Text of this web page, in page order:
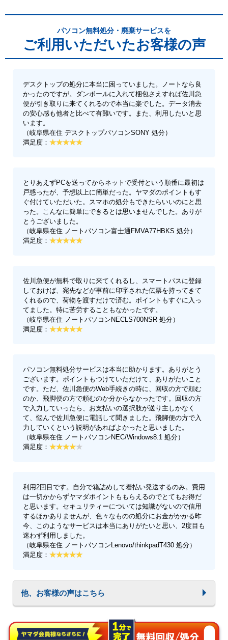
パソコン無料処分・廃棄サービスを
ご利用いただいたお客様の声
デスクトップの処分に本当に困っていました。ノートなら良
かったのですが。ダンボールに入れて梱包さえすれば佐川急
便が引き取りに来てくれるので本当に楽でした。データ消去
の安心感も他者と比べて有難いです。また、利用したいと思
います。
（岐阜県在住 デスクトップパソコンSONY 処分）
満足度：
とりあえずPCを送ってからネットで受付という順番に最初は
戸惑ったが、予想以上に簡単だった。ヤマダのポイントもす
ぐ付けていただいた。スマホの処分もできたらいいのにと思
った。こんなに簡単にできるとは思いませんでした。ありが
とうございました。
（岐阜県在住 ノートパソコン富士通FMVA77HBKS 処分）
満足度：
佐川急便が無料で取りに来てくれるし、スマートパスに登録
しておけば、宛先などが事前に印字された伝票を持ってきて
くれるので、荷物を渡すだけで済む。ポイントもすぐに入っ
てました。特に苦労することもなかったです。
（岐阜県在住 ノートパソコンNECLS700NSR 処分）
満足度：
パソコン無料処分サービスは本当に助かります。ありがとう
ございます。ポイントもつけていただけて、ありがたいこと
です。ただ、佐川急便のWeb手続きの時に、回収の方で頼む
のか、飛脚便の方で頼むのか分からなかったです。回収の方
で入力していったら、お支払いの選択肢が送り主しかなく
て、悩んで佐川急便に電話して聞きました。飛脚便の方で入
力していくという説明があればよかったと思いました。
（岐阜県在住 ノートパソコンNEC/Windows8.1 処分）
満足度：
利用2回目です。自分で箱詰めして着払い発送するのみ。費用
は一切かからずヤマダポイントももらえるのでとてもお得だ
と思います。セキュリティーについては知識がないので信用
するほかありませんが、色々なものの処分にお金がかかる昨
今、このようなサービスは本当にありがたいと思い、2度目も
迷わず利用しました。
（岐阜県在住 ノートパソコンLenovo/thinkpadT430 処分）
満足度：
他、お客様の声はこちら